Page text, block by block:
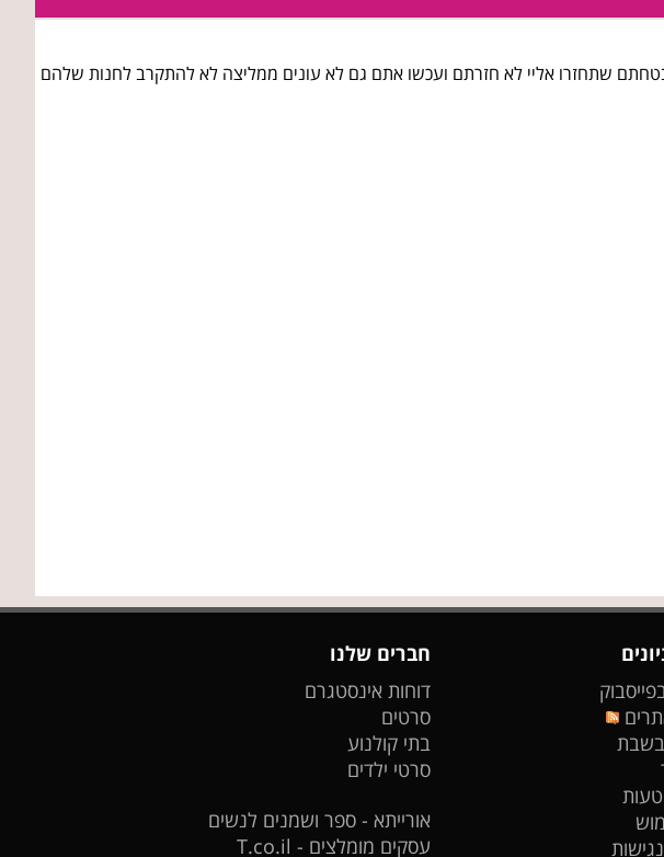
והוא מקולקל דיברתי איתכם כמה פעמים הבטחתם שתחזרו אליי לא חזרתם ועכשו אתם גם לא עונים ממליצה לא להתקרב לחנות שלהם
בשבת
חברים שלנו
דוחות אינסטגרם
סרטים
בתי קולנוע
סרטי ילדים
אורייתא - ספר ושמנים לנשים
עסקים מומלצים - T.co.il